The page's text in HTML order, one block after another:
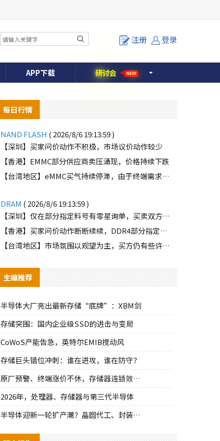
注册 登录
APP下载 研讨会 NEW
每日行情
NAND FLASH ( 2026/8/6 19:13:59 )
【深圳】买家问价动作不积极，市场议价动作较少
【香港】EMMC部分供应商卖压涌现，价格持续下跌
【台湾地区】eMMC买气持续停滞，由于终端需求未能好转
DRAM ( 2026/8/6 19:13:59 )
【深圳】仅在部分指定料号有零星询单，买卖双方价格仍有差距
【香港】买家问价动作断断续续，DDR4部分指定颗粒仍有些许询单
【台湾地区】市场氛围以观望为主，买方仍有些许零星询单释出
主编推荐
半导体大厂亮出最新存储“底牌”：XBM剑
存储突围：国内企业级SSD的进击与变局
CoWoS产能告急，英特尔EMIB搅动风
存储巨头错位冲刺：谁在进攻，谁在防守？
原厂预警、终端涨价不休，存储器连锁效应持
2026年，处理器、存储器与第三代半导体
半导体迎新一轮扩产潮？晶圆代工、封装、光